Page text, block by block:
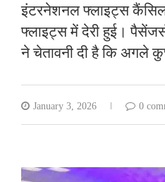
इंटरनेशनल फ्लाइट्स
फ्लाइट्स में देरी हुई।
ने चेतावनी दी है कि अगले
January 3, 2026 0